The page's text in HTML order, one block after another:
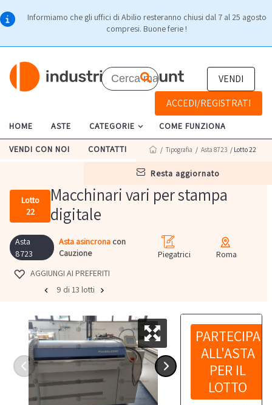
Informiamo che gli uffici di Abilio resteranno chiusi dal 7 al 25 agosto
compresi. Buone ferie !
VENDI
ACCEDI/REGISTRATI
HOME ASTE CATEGORIE COME FUNZIONA
VENDI CON NOI CONTATTI
resta aggiornato
/ Tipografia / Asta 8723 / Lotto 22
Lotto
22
Macchinari vari per stampa
digitale
Asta
8723
Asta asincrona con
Cauzione
Piegatrici
Roma
AGGIUNGI AI PREFERITI
9 di 13 lotti
PARTECIPA
ALL'ASTA
PER IL
LOTTO